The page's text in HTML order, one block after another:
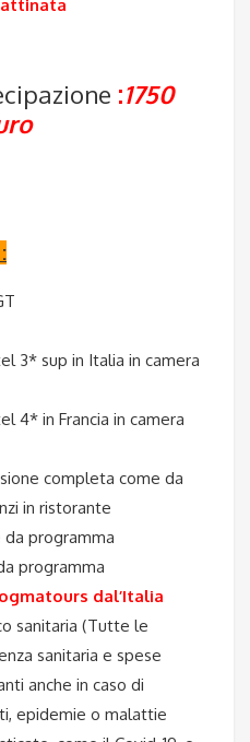
:1750
3* sup in Italia in camera
4* in Francia in camera
completa come da
in ristorante
programma
programma
dal’Italia
sanitaria (Tutte le
sanitaria e spese
anche in caso di
epidemie o malattie